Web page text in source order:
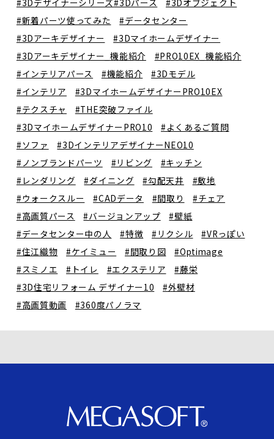
#新着パーツ使ってみた
#データセンター
#3Dアーキデザイナー
#3Dマイホームデザイナー
#3Dアーキデザイナー_機能紹介
#PRO10EX_機能紹介
#インテリアパース
#機能紹介
#3Dモデル
#インテリア
#3DマイホームデザイナーPRO10EX
#テクスチャ
#THE突破ファイル
#3DマイホームデザイナーPRO10
#よくあるご質問
#ソファ
#3DインテリアデザイナーNEO10
#ノンブランドパーツ
#リビング
#キッチン
#レンダリング
#ダイニング #勾配天井
#敷地
#ウォークスルー
#CADデータ #間取り
#チェア
#高画質パース
#バージョンアップ
#壁紙
#データセンター中の人
#特徴 #リクシル
#VRっぽい
#住江織物
#ケイミュー #間取り図
#Optimage
#スミノエ
#トイレ #エクステリア
#藤栄
#3D住宅リフォーム デザイナー10
#外壁材
#高画質動画
#360度パノラマ